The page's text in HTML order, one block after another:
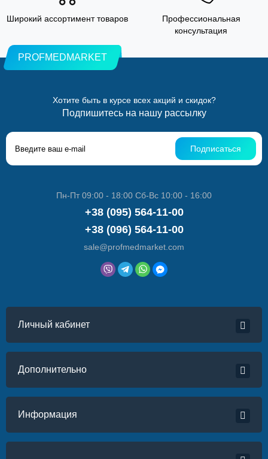
Широкий ассортимент товаров
Профессиональная
консультация
PROFMEDMARKET
Хотите быть в курсе всех акций и скидок?
Подпишитесь на нашу рассылку
Подписаться
Пн-Пт 09:00 - 18:00 Сб-Вс 10:00 - 16:00
+38 (095) 564-11-00
+38 (096) 564-11-00
sale@profmedmarket.com
Личный кабинет
Дополнительно
Информация